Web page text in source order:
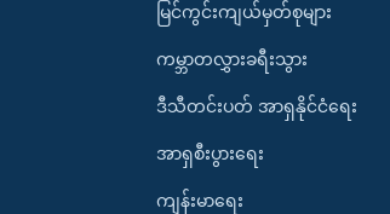
မြင်ကွင်းကျယ်မှတ်စုများ
ကမ္ဘာတလွှားခရီးသွား
ဒီသီတင်းပတ် အာရှနိုင်ငံရေး
အာရှစီးပွားရေး
ကျန်းမာရေး